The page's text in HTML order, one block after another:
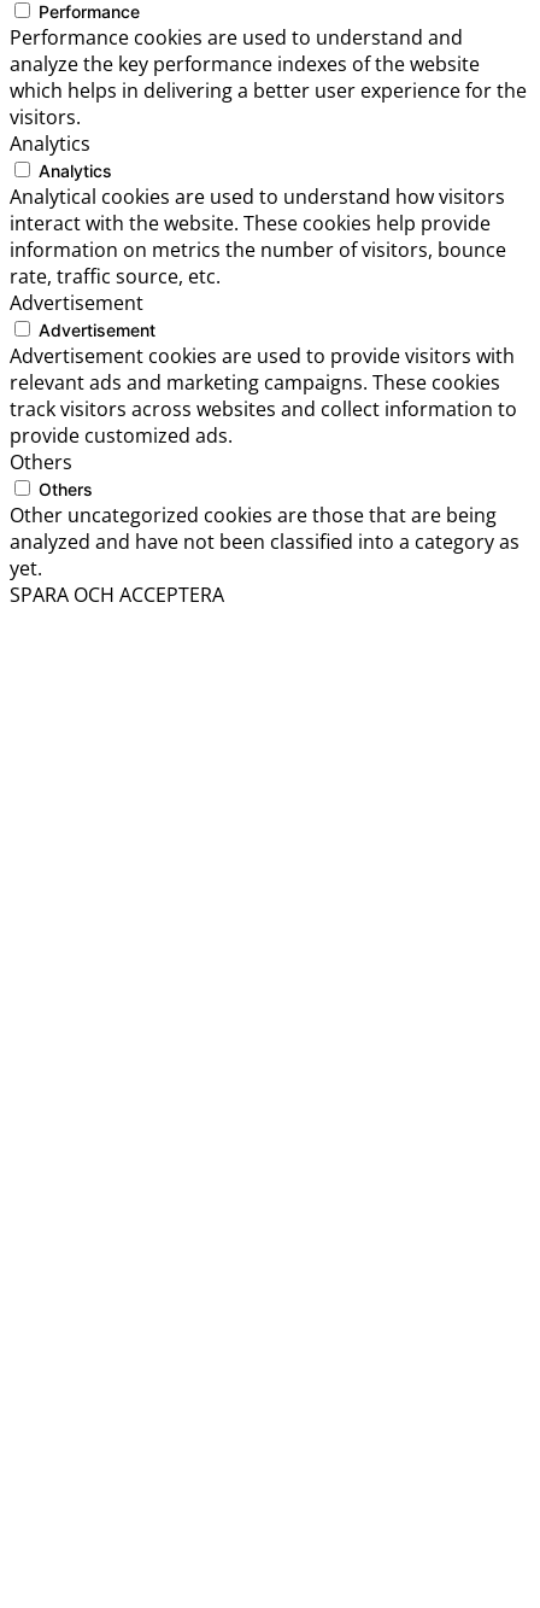
Performance
Performance cookies are used to understand and
analyze the key performance indexes of the website
which helps in delivering a better user experience for the
visitors.
Analytics
Analytics
Analytical cookies are used to understand how visitors
interact with the website. These cookies help provide
information on metrics the number of visitors, bounce
rate, traffic source, etc.
Advertisement
Advertisement
Advertisement cookies are used to provide visitors with
relevant ads and marketing campaigns. These cookies
track visitors across websites and collect information to
provide customized ads.
Others
Others
Other uncategorized cookies are those that are being
analyzed and have not been classified into a category as
yet.
SPARA OCH ACCEPTERA